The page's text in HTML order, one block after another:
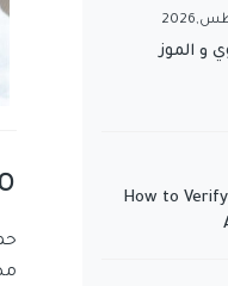
و الموز
How to